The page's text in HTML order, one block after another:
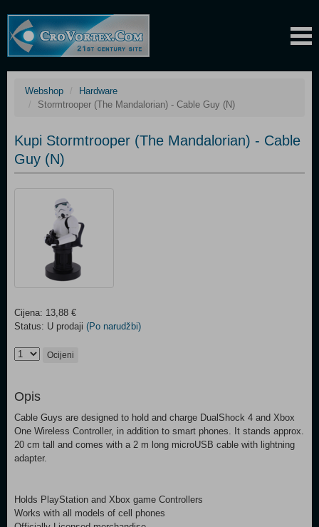
Webshop
Hardware
Stormtrooper (The Mandalorian) - Cable Guy (N)
Kupi Stormtrooper (The Mandalorian) - Cable
Guy (N)
Cijena: 13,88 €
Status: U prodaji (Po narudžbi)
Ocijeni
Opis
Cable Guys are designed to hold and charge DualShock 4 and Xbox
One Wireless Controller, in addition to smart phones. It stands approx.
20 cm tall and comes with a 2 m long microUSB cable with lightning
adapter.
Holds PlayStation and Xbox game Controllers
Works with all models of cell phones